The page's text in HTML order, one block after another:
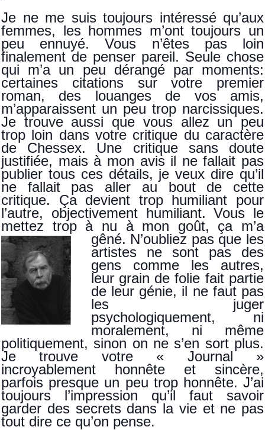
Je ne me suis toujours intéressé qu’aux
femmes, les hommes m’ont toujours un
peu ennuyé. Vous n’êtes pas loin
finalement de penser pareil. Seule chose
qui m’a un peu dérangé par moments:
certaines citations sur votre premier
roman, des louanges de vos amis,
m’apparaissent un peu trop narcissiques.
Je trouve aussi que vous allez un peu
trop loin dans votre critique du caractère
de Chessex. Une critique sans doute
justifiée, mais à mon avis il ne fallait pas
publier tous ces détails, je veux dire qu’il
ne fallait pas aller au bout de cette
critique. Ça devient trop humiliant pour
l’autre, objectivement humiliant. Vous le
mettez trop à nu à mon goût, ça m’a
gêné. N’oubliez pas que les
artistes ne sont pas des
gens comme les autres,
leur grain de folie fait partie
de leur génie, il ne faut pas
les juger
psychologiquement, ni
moralement, ni même
politiquement, sinon on ne s’en sort plus.
Je trouve votre « Journal »
incroyablement honnête et sincère,
parfois presque un peu trop honnête. J’ai
toujours l’impression qu’il faut savoir
garder des secrets dans la vie et ne pas
tout dire ce qu’on pense.